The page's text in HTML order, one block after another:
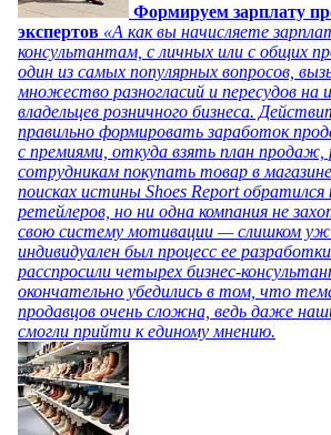
Формируем зарплату
экспертов «А как вы начисляете
консультантам, с личных или с общих
один из самых популярных вопросов,
множество разногласий и пересудов
владельцев розничного бизнеса.
правильно формировать заработок
с премиями, откуда взять план продаж,
сотрудникам покупать товар в
поисках истины Shoes Report обратился
ретейлеров, но ни одна компания не
свою систему мотивации — слишком
индивидуален был процесс ее
расспросили четырех бизнес-
окончательно убедились в том, что
продавцов очень сложна, ведь даже
смогли прийти к единому мнению.